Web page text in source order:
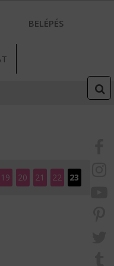
BELÉPÉS
19 20 21 22 23